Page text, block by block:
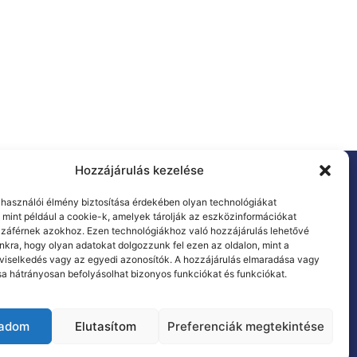
Hozzájárulás kezelése
élmény biztosítása érdekében olyan technológiákat
mint például a cookie-k, amelyek tárolják az eszközinformációkat
azokhoz. Ezen technológiákhoz való hozzájárulás lehetővé
hogy olyan adatokat dolgozzunk fel ezen az oldalon, mint a
vagy az egyedi azonosítók. A hozzájárulás elmaradása vagy
hátrányosan befolyásolhat bizonyos funkciókat és funkciókat.
Elutasítom Preferenciák megtekintése
DÁP
oldal EVAT Infócsoport